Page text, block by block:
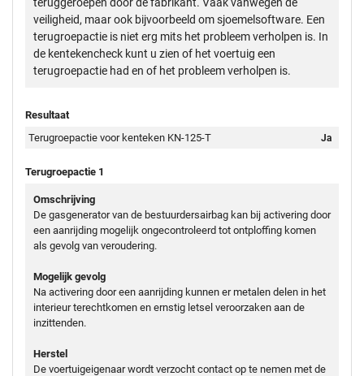
veiligheid, maar ook bijvoorbeeld om sjoemelsoftware. Een
terugroepactie is niet erg mits het probleem verholpen is. In
de kentekencheck kunt u zien of het voertuig een
terugroepactie had en of het probleem verholpen is.
Resultaat
Terugroepactie voor kenteken KN-125-T
Ja
Terugroepactie 1
Omschrijving
De gasgenerator van de bestuurdersairbag kan bij activering door
een aanrijding mogelijk ongecontroleerd tot ontploffing komen
als gevolg van veroudering.
Mogelijk gevolg
Na activering door een aanrijding kunnen er metalen delen in het
interieur terechtkomen en ernstig letsel veroorzaken aan de
inzittenden.
Herstel
De voertuigeigenaar wordt verzocht contact op te nemen met de